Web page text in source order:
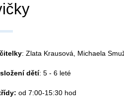
: Zlata Krausová, Michaela
dětí: 5 - 6 leté
od 7:00-15:30 hod